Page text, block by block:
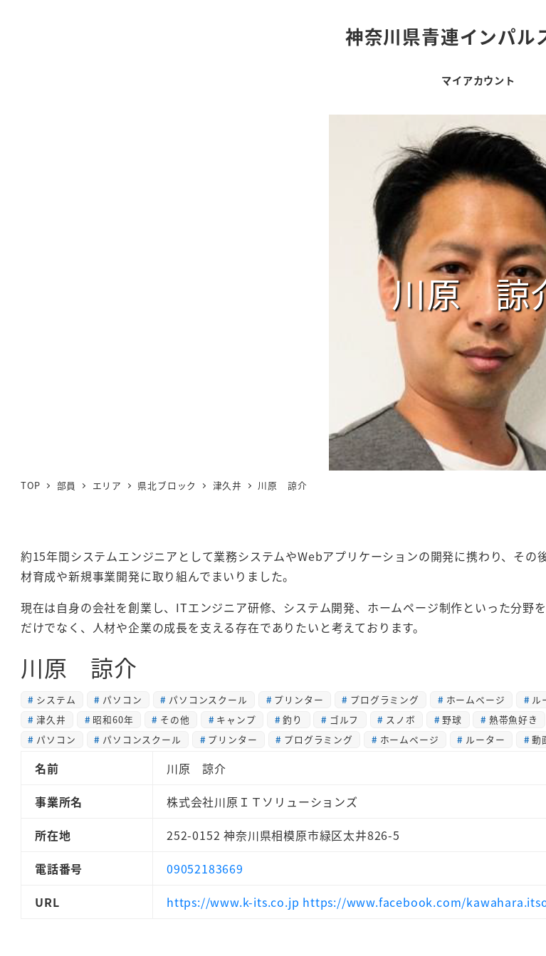
神奈川県青連インパル
マイアカウント
川原 諒
TOP 部員 エリア 県北ブロック 津久井 川原 諒介
約15年間システムエンジニアとして業務システムやWebアプリケーションの開発に携わり、そ
材育成や新規事業開発に取り組んでまいりました。
現在は自身の会社を創業し、ITエンジニア研修、システム開発、ホームページ制作といった分野
だけでなく、人材や企業の成長を支える存在でありたいと考えております。
川原 諒介
システム パソコン パソコンスクール プリンター プログラミング ホームページ ル
津久井
昭和60年 その他 キャンプ 釣り ゴルフ スノボ 野球 熱帯魚好き
パソコン
パソコンスクール プリンター プログラミング ホームページ ルーター 動
名前
川原 諒介
事業所名
株式会社川原ＩＴソリューションズ
所在地
252-0152 神奈川県相模原市緑区太井826-5
電話番号
09052183669
URL
https://www.k-its.co.jp https://www.facebook.com/